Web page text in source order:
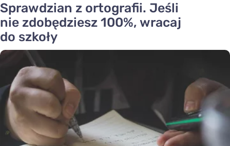
Sprawdzian z ortografii. Jeśli
nie zdobędziesz 100%, wracaj
do szkoły